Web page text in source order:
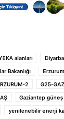
alanları
Bakanlığı
2
G25-
Gaziantep
yenilenebilir enerji